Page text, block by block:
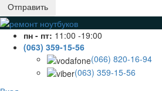
Отправить
пн - пт: 11:00 -19:00
(063) 359-15-56
(066) 820-16-94
(063) 359-15-56